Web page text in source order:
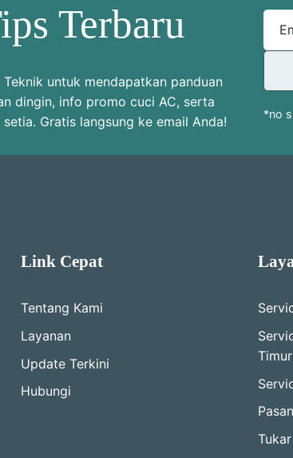
Terbaru
untuk mendapatkan panduan
dingin, info promo cuci AC, serta
Gratis langsung ke email Anda!
*no
Link Cepat
Tentang Kami
Layanan
Update Terkini
Hubungi
Timur